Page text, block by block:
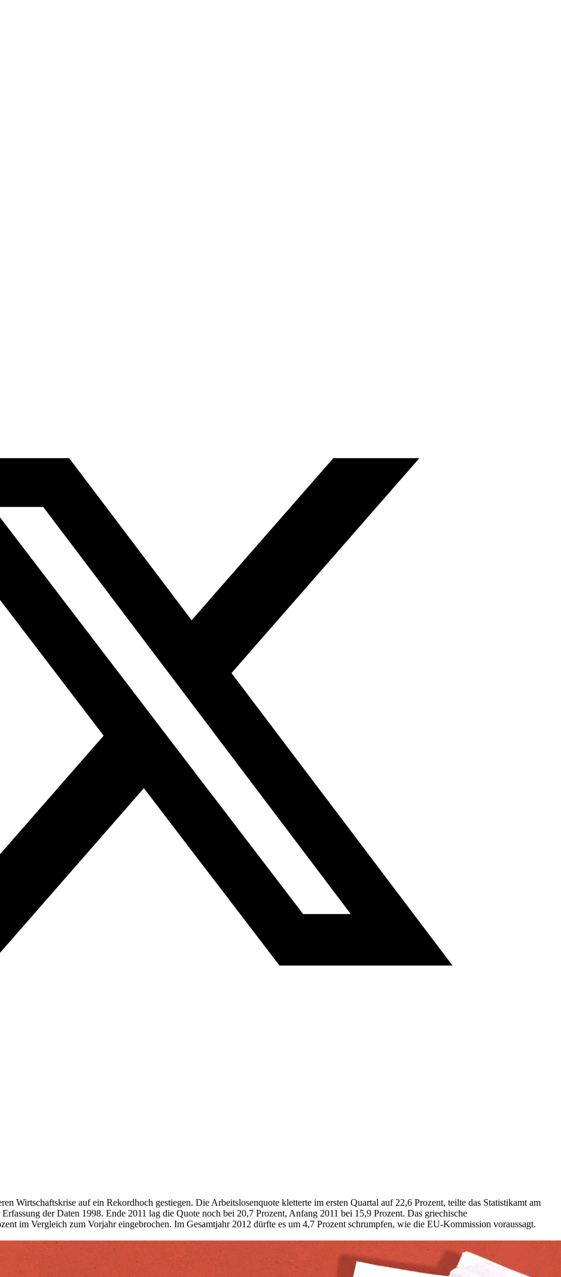
Wirtschaftskrise auf ein Rekordhoch gestiegen. Die Arbeitslosenquote kletterte im ersten Quartal auf 22,6 Prozent, teilte das Statistikamt am
der Daten 1998. Ende 2011 lag die Quote noch bei 20,7 Prozent, Anfang 2011 bei 15,9 Prozent. Das griechische
im Vergleich zum Vorjahr eingebrochen. Im Gesamtjahr 2012 dürfte es um 4,7 Prozent schrumpfen, wie die EU-Kommission voraussagt.